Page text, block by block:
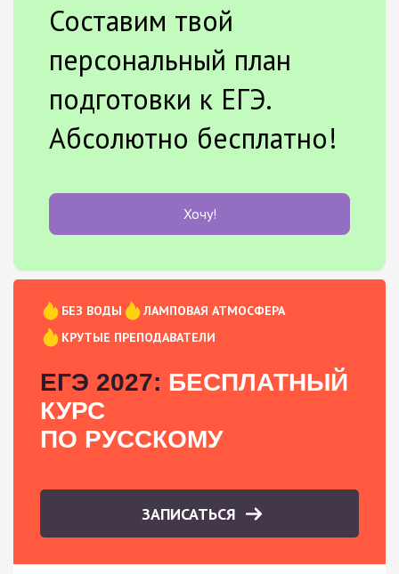
Составим твой
персональный план
подготовки к ЕГЭ.
Абсолютно бесплатно!
Хочу!
БЕЗ ВОДЫ
ЛАМПОВАЯ АТМОСФЕРА
КРУТЫЕ ПРЕПОДАВАТЕЛИ
ЕГЭ 2027: БЕСПЛАТНЫЙ
КУРС
ПО РУССКОМУ
ЗАПИСАТЬСЯ